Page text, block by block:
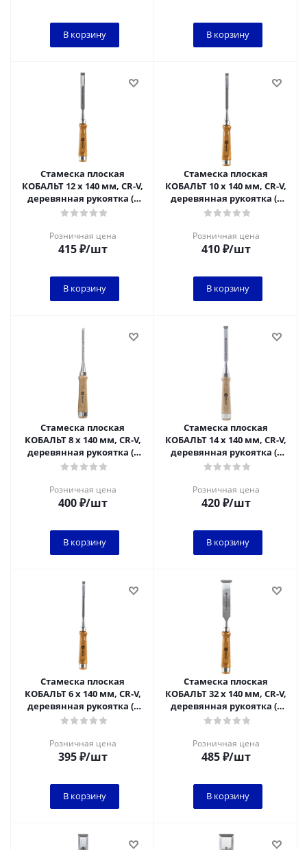
В корзину В корзину
Стамеска плоская
КОБАЛЬТ 12 х 140 мм, CR-V,
деревянная рукоятка (1
шт.) подвес
Розничная цена
415₽/шт
В корзину
Стамеска плоская
КОБАЛЬТ 10 х 140 мм, CR-V,
деревянная рукоятка (1
шт.) подвес
Розничная цена
410₽/шт
В корзину
Стамеска плоская
КОБАЛЬТ 8 х 140 мм, CR-V,
деревянная рукоятка (1
шт.) подвес 1/6
Розничная цена
400₽/шт
В корзину
Стамеска плоская
КОБАЛЬТ 14 х 140 мм, CR-V,
деревянная рукоятка (1
шт.) подвес
Розничная цена
420₽/шт
В корзину
Стамеска плоская
КОБАЛЬТ 6 х 140 мм, CR-V,
деревянная рукоятка (1
шт.) подвес 1/6
Розничная цена
395₽/шт
В корзину
Стамеска плоская
КОБАЛЬТ 32 х 140 мм, CR-V,
деревянная рукоятка (1
шт.) подвес 1/6
Розничная цена
485₽/шт
В корзину